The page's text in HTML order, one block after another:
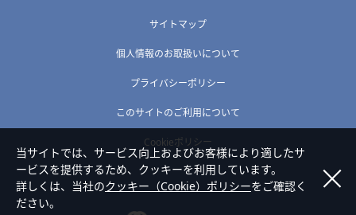
サイトマップ
個人情報のお取扱いについて
プライバシーポリシー
このサイトのご利用について
Cookieポリシー
当サイトでは、サービス向上およびお客様により適したサ
ービスを提供するため、クッキーを利用しています。
詳しくは、当社のクッキー（Cookie）ポリシーをご確認く
ださい。